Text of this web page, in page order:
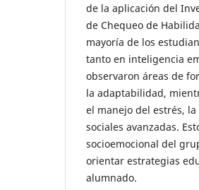
de la aplicación del
de Chequeo de
mayoría de los
tanto en inteligencia
observaron áreas de
la adaptabilidad,
el manejo del estrés,
sociales avanzadas.
socioemocional del
orientar estrategias
alumnado.